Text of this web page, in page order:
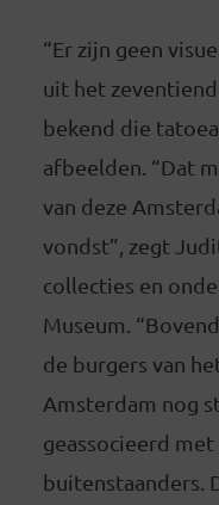
“Er zijn geen
uit het
bekend die
afbeelden. “Dat
van deze
vondst”, zegt
collecties en
Museum.
de burgers van
Amsterdam nog
geassocieerd
buitenstaanders.